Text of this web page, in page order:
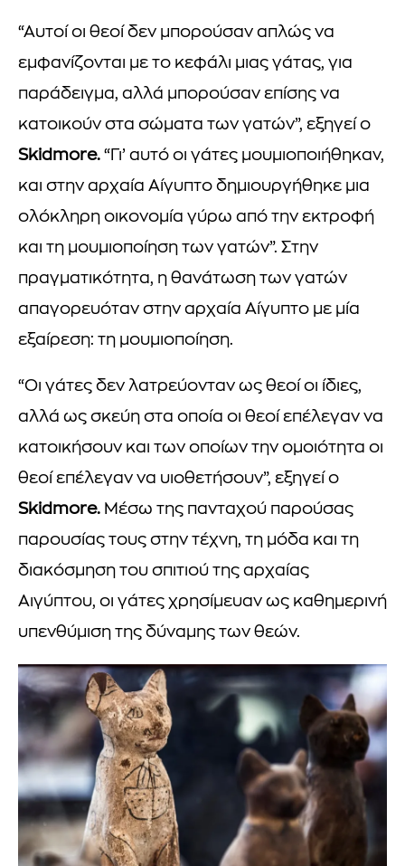
“Αυτοί οι θεοί δεν μπορούσαν απλώς να
εμφανίζονται με το κεφάλι μιας γάτας, για
παράδειγμα, αλλά μπορούσαν επίσης να
κατοικούν στα σώματα των γατών”, εξηγεί ο
Skidmore. “Γι’ αυτό οι γάτες μουμιοποιήθηκαν,
και στην αρχαία Αίγυπτο δημιουργήθηκε μια
ολόκληρη οικονομία γύρω από την εκτροφή
και τη μουμιοποίηση των γατών”. Στην
πραγματικότητα, η θανάτωση των γατών
απαγορευόταν στην αρχαία Αίγυπτο με μία
εξαίρεση: τη μουμιοποίηση.
“Οι γάτες δεν λατρεύονταν ως θεοί οι ίδιες,
αλλά ως σκεύη στα οποία οι θεοί επέλεγαν να
κατοικήσουν και των οποίων την ομοιότητα οι
θεοί επέλεγαν να υιοθετήσουν”, εξηγεί ο
Skidmore. Μέσω της πανταχού παρούσας
παρουσίας τους στην τέχνη, τη μόδα και τη
διακόσμηση του σπιτιού της αρχαίας
Αιγύπτου, οι γάτες χρησίμευαν ως καθημερινή
υπενθύμιση της δύναμης των θεών.